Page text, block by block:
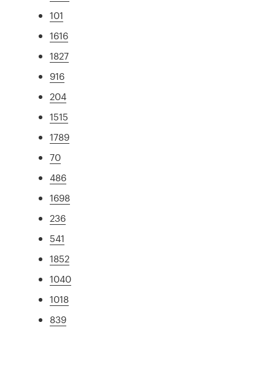
101
1616
1827
916
204
1515
1789
70
486
1698
236
541
1852
1040
1018
839